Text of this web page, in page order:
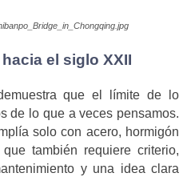
el siglo XXII
que el límite de lo
de lo que a veces pensamos.
solo con acero, hormigón
también requiere criterio,
y una idea clara